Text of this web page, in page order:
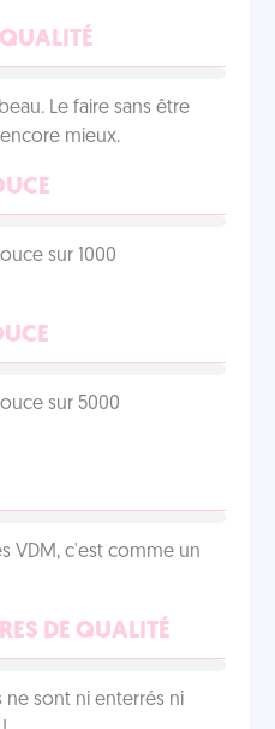
Le faire sans être
mieux.
sur 1000
sur 5000
VDM, c'est comme un
DE QUALITÉ
ne sont ni enterrés ni